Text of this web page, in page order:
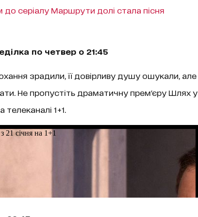
серіалу Маршрути долі стала пісня
по четвер о 21:45
зрадили, її довірливу душу ошукали, але
Не пропустіть драматичну прем'єру Шлях у
телеканалі 1+1.